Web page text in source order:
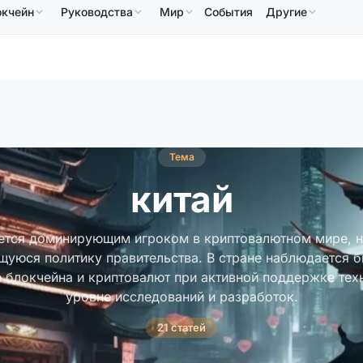
$ ↑2.10% USDCUSDC0,9995 $↑0.00% XRPXRP1,09 $↑2.30%
Руководства Мир События Другие
Тема
китай
доминирующим игроком в криптовалютном мире,
политику правительства. В стране наблюдается
блокчейна и криптовалют при активной поддержке
уровне исследований и разработок.
21 статей